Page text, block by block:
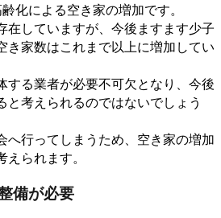
化による空き家の増加です。
在していますが、今後ますます少子
き家数はこれまで以上に増加してい
する業者が必要不可欠となり、今後
と考えられるのではないでしょう
へ行ってしまうため、空き家の増加
られます。
備が必要